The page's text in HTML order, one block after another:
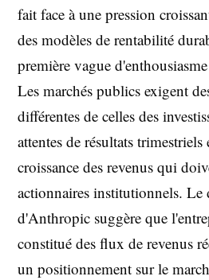
fait face à une pression
des modèles de rentabilité
première vague
Les marchés publics exigent
différentes de celles des
attentes de résultats trimestriels
croissance des revenus qui
actionnaires institutionnels. Le
d'Anthropic suggère que
constitué des flux de revenus
un positionnement sur le